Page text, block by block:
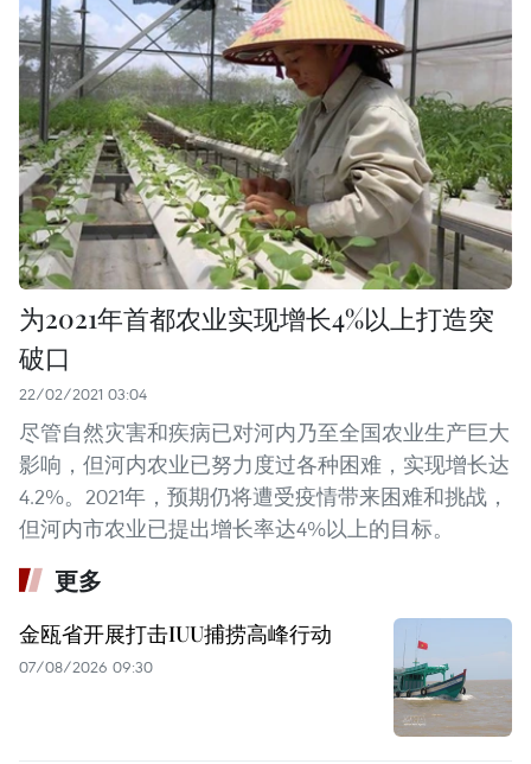
为2021年首都农业实现增长4%以上打造突
破口
22/02/2021 03:04
尽管自然灾害和疾病已对河内乃至全国农业生产巨大
影响，但河内农业已努力度过各种困难，实现增长达
4.2%。2021年，预期仍将遭受疫情带来困难和挑战，
但河内市农业已提出增长率达4%以上的目标。
更多
金瓯省开展打击IUU捕捞高峰行动
07/08/2026 09:30